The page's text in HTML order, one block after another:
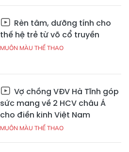
Rèn tâm, dưỡng tính cho
thế hệ trẻ từ võ cổ truyền
MUÔN MÀU THỂ THAO
Vợ chồng VĐV Hà Tĩnh góp
sức mang về 2 HCV châu Á
cho điền kinh Việt Nam
MUÔN MÀU THỂ THAO